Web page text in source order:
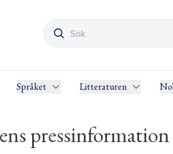
Språket Litteraturen
pressinformation